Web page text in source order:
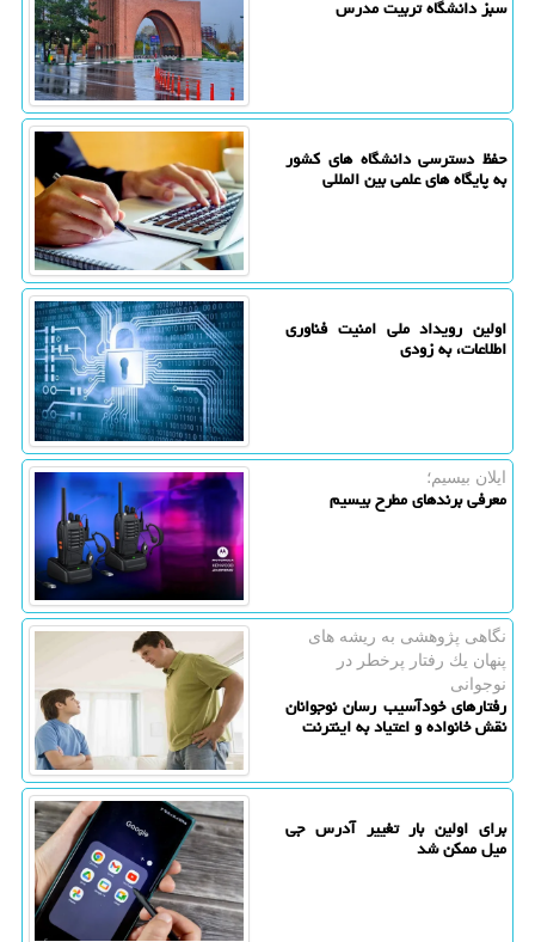
سبز دانشگاه تربیت مدرس
حفظ دسترسی دانشگاه های کشور
به پایگاه های علمی بین المللی
اولین رویداد ملی امنیت فناوری
اطلاعات، به زودی
ایلان بیسیم؛
معرفی برندهای مطرح بیسیم
نگاهی پژوهشی به ریشه های
پنهان یك رفتار پرخطر در
نوجوانی
رفتارهای خودآسیب رسان نوجوانان
نقش خانواده و اعتیاد به اینترنت
برای اولین بار تغییر آدرس جی
میل ممکن شد